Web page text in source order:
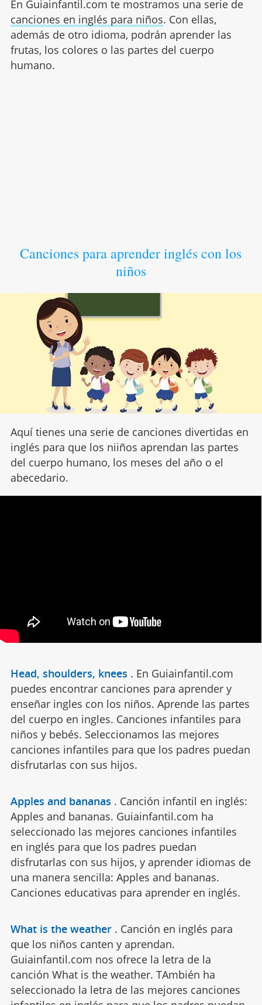
En Guiainfantil.com te mostramos una serie de
canciones en inglés para niños. Con ellas,
además de otro idioma, podrán aprender las
frutas, los colores o las partes del cuerpo
humano.
Canciones para aprender inglés con los
niños
Aquí tienes una serie de canciones divertidas en
inglés para que los niiños aprendan las partes
del cuerpo humano, los meses del año o el
abecedario.
Head, shoulders, knees . En Guiainfantil.com
puedes encontrar canciones para aprender y
enseñar ingles con los niños. Aprende las partes
del cuerpo en ingles. Canciones infantiles para
niños y bebés. Seleccionamos las mejores
canciones infantiles para que los padres puedan
disfrutarlas con sus hijos.
Apples and bananas . Canción infantil en inglés:
Apples and bananas. Guiainfantil.com ha
seleccionado las mejores canciones infantiles
en inglés para que los padres puedan
disfrutarlas con sus hijos, y aprender idiomas de
una manera sencilla: Apples and bananas.
Canciones educativas para aprender en inglés.
What is the weather . Canción en inglés para
que los niños canten y aprendan.
Guiainfantil.com nos ofrece la letra de la
canción What is the weather. TAmbién ha
seleccionado la letra de las mejores canciones